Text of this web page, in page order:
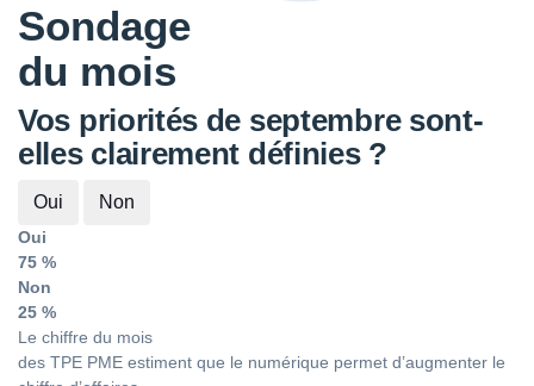
Sondage
du mois
Vos priorités de septembre sont-
elles clairement définies ?
Oui Non
Oui
75 %
Non
25 %
Le chiffre du mois
des TPE PME estiment que le numérique permet d’augmenter le